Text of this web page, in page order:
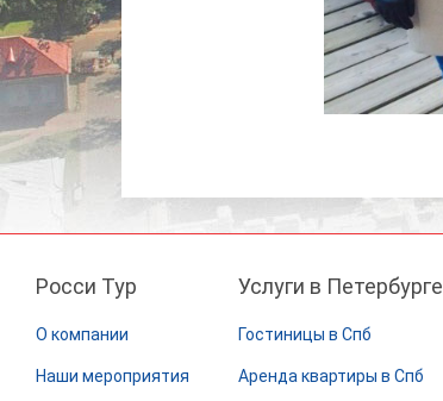
Росси Тур
О компании
Наши мероприятия
Услуги в Петербурге
Гостиницы в Спб
Аренда квартиры в Спб